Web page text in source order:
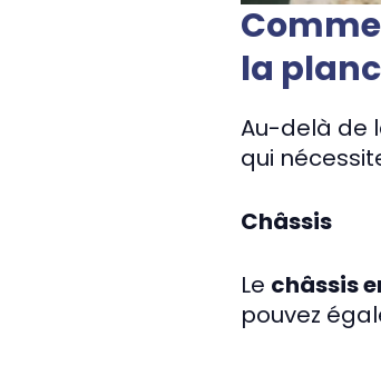
la
Au-delà de
qui
Châssis
Le châssis
pouvez